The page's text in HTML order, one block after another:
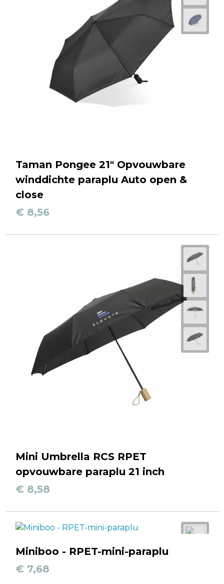
Taman Pongee 21" Opvouwbare
winddichte paraplu Auto open &
close
€ 8,56
Mini Umbrella RCS RPET
opvouwbare paraplu 21 inch
€ 8,58
Miniboo - RPET-mini-paraplu
€ 7,68